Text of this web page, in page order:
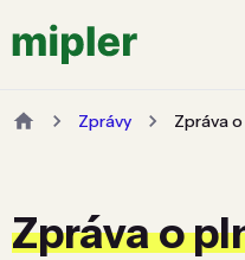
Zprávy Zpráva
Zpráva o